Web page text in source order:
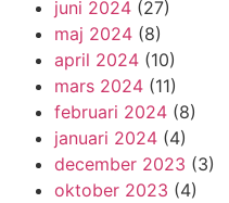
juni 2024 (27)
maj 2024 (8)
april 2024 (10)
mars 2024 (11)
februari 2024 (8)
januari 2024 (4)
december 2023 (3)
oktober 2023 (4)